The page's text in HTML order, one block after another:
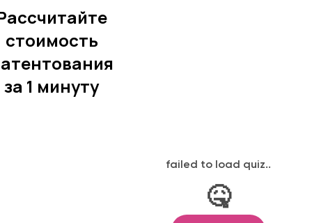
стоимость
за 1 минуту